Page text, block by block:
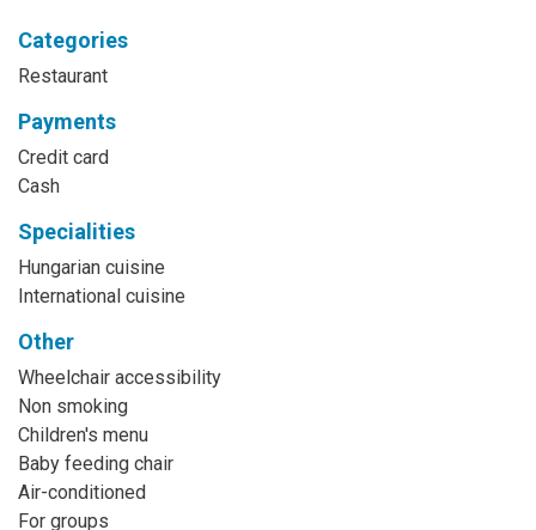
Categories
Restaurant
Payments
Credit card
Cash
Specialities
Hungarian cuisine
International cuisine
Other
Wheelchair accessibility
Non smoking
Children's menu
Baby feeding chair
Air-conditioned
For groups